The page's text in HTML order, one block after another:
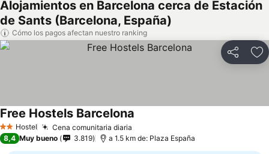
Alojamientos en Barcelona cerca de Estación
de Sants (Barcelona, España)
Cómo los pagos afectan nuestro ranking
Compartir
2 Estrellas
Hostel Cena comunitaria diaria
Free Hostels Barcelona
8,4 Muy bueno 3.819 a 1.5 km de: Plaza España